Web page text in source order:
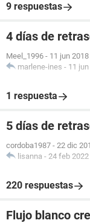
9 respuestas
4 días de
Meel_1996 - 11 jun
marlene-ines - 11
1 respuesta
5 días de
cordoba1987 - 22 dic
lisanna - 24 feb
220 respuestas
Flujo blanco